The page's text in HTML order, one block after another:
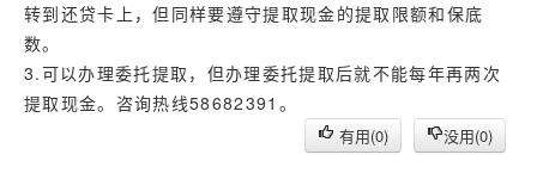
转到还贷卡上，但同样要遵守提取现金的提取限额和保底
数。
3.可以办理委托提取，但办理委托提取后就不能每年再两次
提取现金。咨询热线58682391。
有用(0) 没用(0)